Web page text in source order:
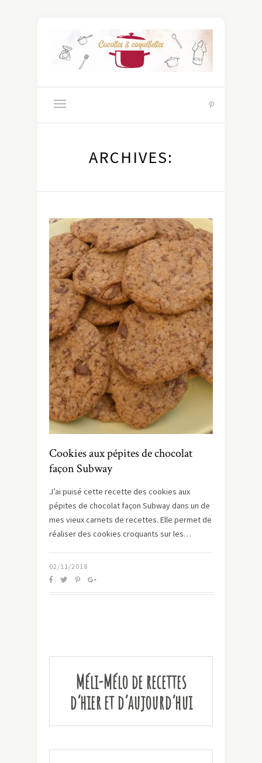
ARCHIVES:
Cookies aux pépites de chocolat
façon Subway
J’ai puisé cette recette des cookies aux
pépites de chocolat façon Subway dans un de
mes vieux carnets de recettes. Elle permet de
réaliser des cookies croquants sur les…
02/11/2018
Méli-Mélo de recettes
d’hier et d’aujourd’hui